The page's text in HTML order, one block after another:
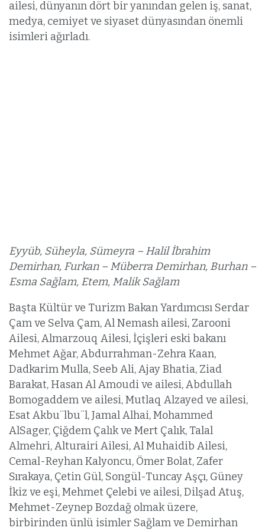
ailesi, dünyanın dört bir yanından gelen iş, sanat,
medya, cemiyet ve siyaset dünyasından önemli
isimleri ağırladı.
Eyyüb, Süheyla, Sümeyra – Halil İbrahim
Demirhan, Furkan – Müberra Demirhan, Burhan –
Esma Sağlam, Etem, Malik Sağlam
Başta Kültür ve Turizm Bakan Yardımcısı Serdar
Çam ve Selva Çam, Al Nemash ailesi, Zarooni
Ailesi, Almarzouq Ailesi, İçişleri eski bakanı
Mehmet Ağar, Abdurrahman-Zehra Kaan,
Dadkarim Mulla, Seeb Ali, Ajay Bhatia, Ziad
Barakat, Hasan Al Amoudi ve ailesi, Abdullah
Bomogaddem ve ailesi, Mutlaq Alzayed ve ailesi,
Esat Akbu¨lbu¨l, Jamal Alhai, Mohammed
AlSager, Çiğdem Çalık ve Mert Çalık, Talal
Almehri, Alturairi Ailesi, Al Muhaidib Ailesi,
Cemal-Reyhan Kalyoncu, Ömer Bolat, Zafer
Sırakaya, Çetin Gül, Songül-Tuncay Aşçı, Güney
İkiz ve eşi, Mehmet Çelebi ve ailesi, Dilşad Atuş,
Mehmet-Zeynep Bozdağ olmak üzere,
birbirinden ünlü isimler Sağlam ve Demirhan